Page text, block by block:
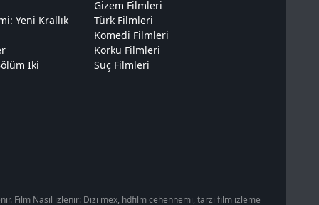
Yeni Krallık
İki
Gizem Filmleri
Türk Filmleri
Komedi Filmleri
Korku Filmleri
Suç Filmleri
Film Nasıl izlenir: Dizi mex, hdfilm cehennemi, tarzı film izleme